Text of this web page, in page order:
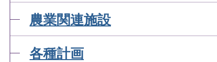
農業関連施設
各種計画